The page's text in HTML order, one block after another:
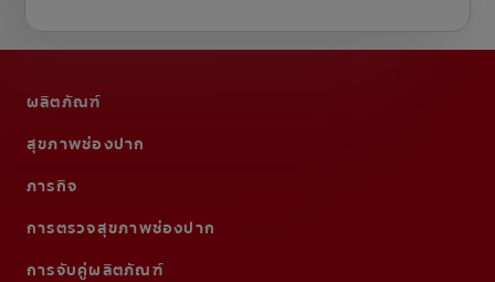
ผลิตภัณฑ์
สุขภาพช่องปาก
ภารกิจ
การตรวจสุขภาพช่องปาก
การจับคู่ผลิตภัณฑ์